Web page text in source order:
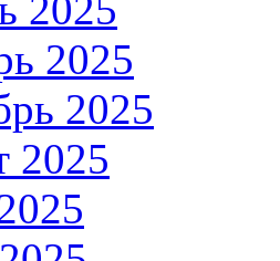
2025
2025
2025
2025